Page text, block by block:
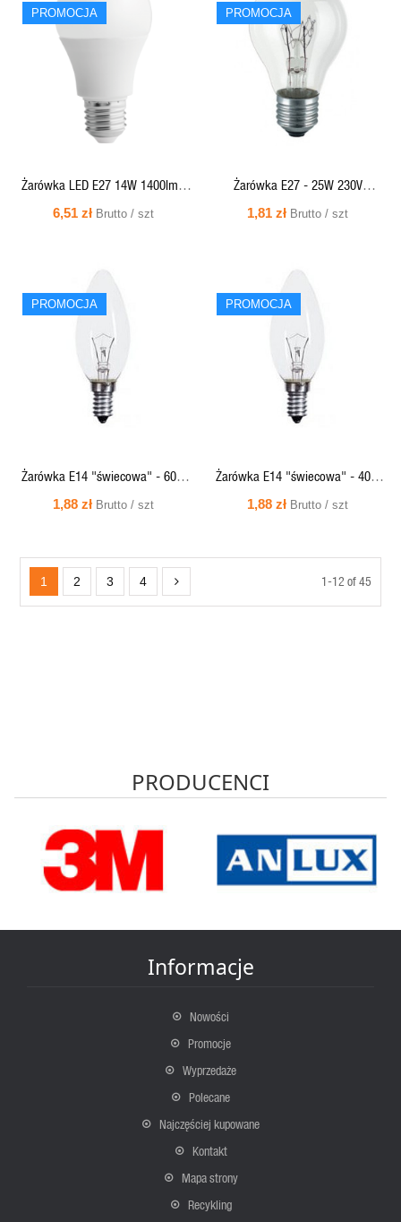
PROMOCJASZYBKI
PODGLĄD
Żarówka LED E27 14W 1400lm -
230V 3000K (ciepło-biała) - LED-
6,51 zł Brutto / szt
PROMOCJASZYBKI
PODGLĄD
Żarówka E27 - 25W 230V
WYSOKOTEMPERATUROWA SOLEO
1,81 zł Brutto / szt
PROMOCJASZYBKI
PODGLĄD
Żarówka E14 "świecowa" - 60W
230V wysokotemperaturowa
1,88 zł Brutto / szt
PROMOCJASZYBKI
PODGLĄD
Żarówka E14 "świecowa" - 40W
230V wysokotemperaturowa
1,88 zł Brutto / szt
1 2 3 4 1-12 of 45
PRODUCENCI
Informacje
Nowości
Promocje
Wyprzedaże
Polecane
Najczęściej kupowane
Kontakt
Mapa strony
Recykling